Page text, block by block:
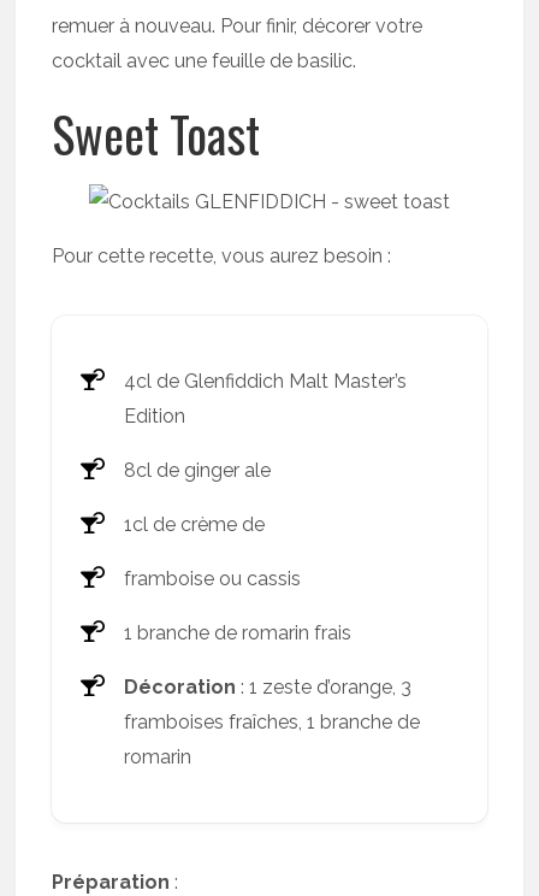
remuer à nouveau. Pour finir, décorer votre
cocktail avec une feuille de basilic.
Sweet Toast
Pour cette recette, vous aurez besoin :
4cl de Glenfiddich Malt Master’s
Edition
8cl de ginger ale
1cl de crème de
framboise ou cassis
1 branche de romarin frais
Décoration : 1 zeste d’orange, 3
framboises fraîches, 1 branche de
romarin
Préparation :